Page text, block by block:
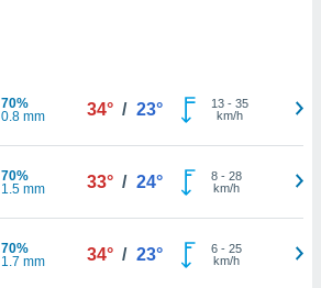
70%
0.8 mm
34° / 23° 13- 35
km/h
70%
1.5 mm
33° / 24° 8- 28
km/h
70%
1.7 mm
34° / 23° 6- 25
km/h